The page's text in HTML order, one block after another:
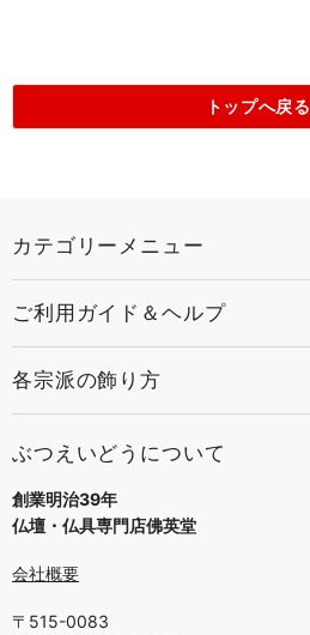
トップへ戻る
カテゴリーメニュー
ご利用ガイド＆ヘルプ
各宗派の飾り方
ぶつえいどうについて
創業明治39年
仏壇・仏具専門店佛英堂
会社概要
〒515-0083